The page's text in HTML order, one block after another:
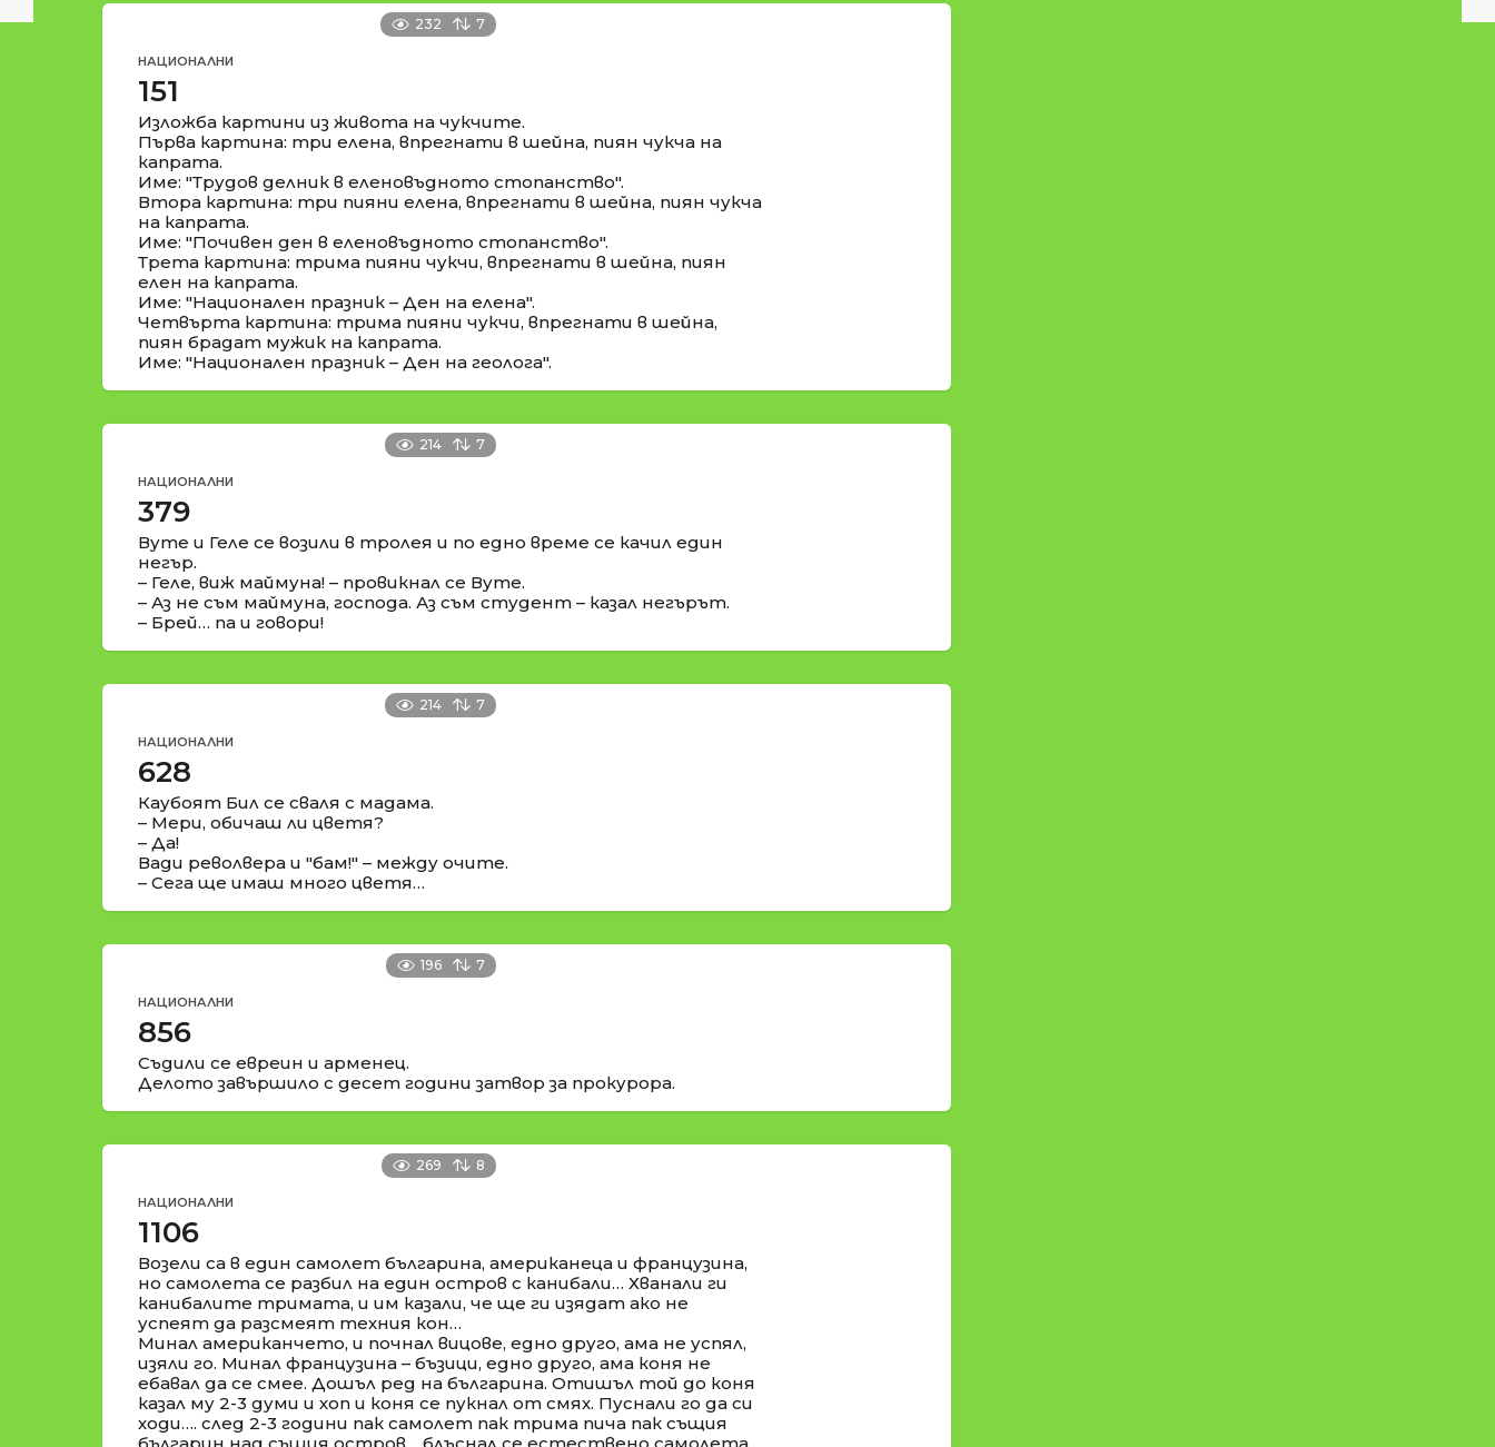
232 7
НАЦИОНАЛНИ
151
Изложба картини из живота на чукчите.
Първа картина: три елена, впрегнати в шейна, пиян чукча на
капрата.
Име: "Трудов делник в еленовъдното стопанство".
Втора картина: три пияни елена, впрегнати в шейна, пиян чукча
на капрата.
Име: "Почивен ден в еленовъдното стопанство".
Трета картина: трима пияни чукчи, впрегнати в шейна, пиян
елен на капрата.
Име: "Национален празник – Ден на елена".
Четвърта картина: трима пияни чукчи, впрегнати в шейна,
пиян брадат мужик на капрата.
Име: "Национален празник – Ден на геолога".
214 7
НАЦИОНАЛНИ
379
Вуте и Геле се возили в тролея и по едно време се качил един
негър.
– Геле, виж маймуна! – провикнал се Вуте.
– Аз не съм маймуна, господа. Аз съм студент – казал негърът.
– Брей… па и говори!
214 7
НАЦИОНАЛНИ
628
Каубоят Бил се сваля с мадама.
– Мери, обичаш ли цветя?
– Да!
Вади револвера и "бам!" – между очите.
– Сега ще имаш много цветя…
196 7
НАЦИОНАЛНИ
856
Съдили се евреин и арменец.
Делото завършило с десет години затвор за прокурора.
269 8
НАЦИОНАЛНИ
1106
Возели са в един самолет българина, американeца и французина,
но самолета се разбил на един остров с канибали… Хванали ги
канибалите тримата, и им казали, че ще ги изядат ако не
успеят да разсмеят техния кон…
Минал американчето, и почнал вицове, едно друго, ама не успял,
изяли го. Минал французина – бъзици, едно друго, ама коня не
ебавал да се смее. Дошъл ред на българина. Отишъл той до коня
казал му 2-3 думи и хоп и коня се пукнал от смях. Пуснали го да си
ходи…. след 2-3 години пак самолет пак трима пича пак същия